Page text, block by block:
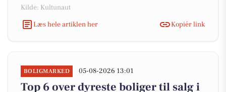
Kilde: Kultunaut
Læs hele artiklen her
Kopiér link
BOLIGMARKED 05-08-2026 13:01
Top 6 over dyreste boliger til salg i